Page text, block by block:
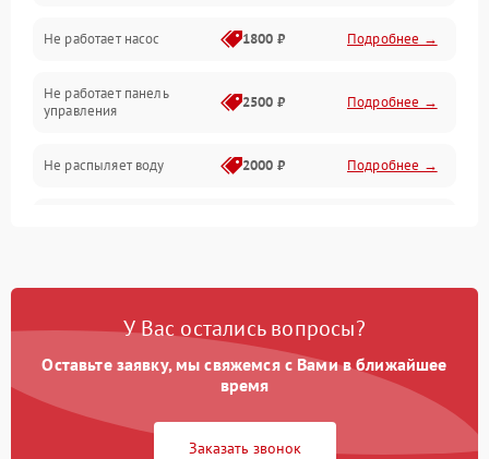
Вода
Гигиена
Программное обеспечение
Не работает насос 1800 ₽ Подробнее →
Не работает панель
управления
2500 ₽ Подробнее →
Не распыляет воду 2000 ₽ Подробнее →
Проблемы с набором
Не работает сушилка 2100 ₽ Подробнее →
Сбои в работе таймера 1700 ₽
У Вас остались вопросы?
Оставьте заявку, мы свяжемся с Вами в ближайшее
время
Заказать звонок